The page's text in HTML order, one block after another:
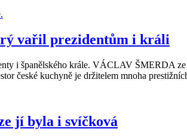
vařil prezidentům i králi
i španělského krále. VÁCLAV ŠMERDA
české kuchyně je držitelem mnoha
jí byla i svíčková